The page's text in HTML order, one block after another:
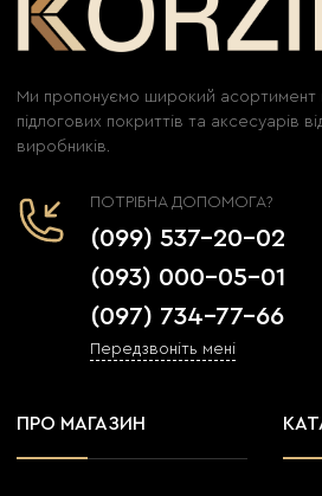
Ми пропонуємо широкий асортимент
підлогових покриттів та аксесуарів
виробників.
ПОТРІБНА ДОПОМОГА?
(099) 537-20-02
(093) 000-05-01
(097) 734-77-66
Передзвоніть мені
ПРО МАГАЗИН